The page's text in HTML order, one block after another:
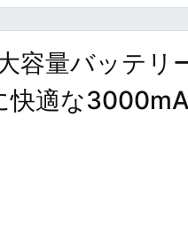
容量バッテリ
快適な